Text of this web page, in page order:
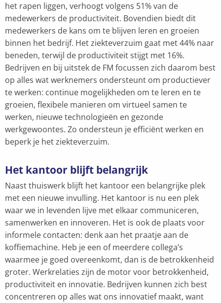
het rapen liggen, verhoogt volgens 51% van de
medewerkers de productiviteit. Bovendien biedt dit
medewerkers de kans om te blijven leren en groeien
binnen het bedrijf. Het ziekteverzuim gaat met 44% naar
beneden, terwijl de productiviteit stijgt met 16%.
Bedrijven en bij uitstek de FM focussen zich daarom best
op alles wat werknemers ondersteunt om productiever
te werken: continue mogelijkheden om te leren en te
groeien, flexibele manieren om virtueel samen te
werken, nieuwe technologieën en gezonde
werkgewoontes. Zo ondersteun je efficiënt werken en
beperk je het ziekteverzuim.
Het kantoor blijft belangrijk
Naast thuiswerk blijft het kantoor een belangrijke plek
met een nieuwe invulling. Het kantoor is nu een plek
waar we in levenden lijve met elkaar communiceren,
samenwerken en innoveren. Het is ook de plaats voor
informele contacten: denk aan het praatje aan de
koffiemachine. Heb je een of meerdere collega’s
waarmee je goed overeenkomt, dan is de betrokkenheid
groter. Werkrelaties zijn de motor voor betrokkenheid,
productiviteit en innovatie. Bedrijven kunnen zich best
concentreren op alles wat ons innovatief maakt, want